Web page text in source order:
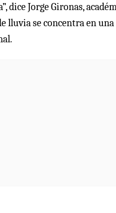
dice Jorge Gironas,
lluvia se concentra en